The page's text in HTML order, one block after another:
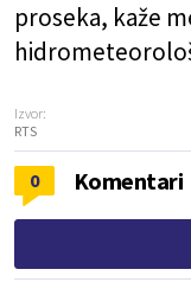
proseka, kaže
Izvor:
RTS
0 Komentari